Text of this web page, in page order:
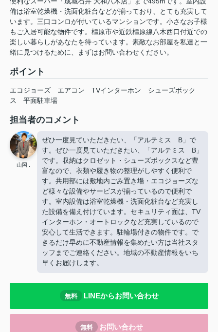
備は浴室乾燥機・洗面化粧台などが揃っており、とても充実して
います。三口コンロが付いているマンションです。小さなお子様
もご入居可能な物件です。橿原市や近鉄橿原線八木西口付近での
楽しい暮らしがあなたを待っています。素敵なお部屋を私達と一
緒に見つけるために、まずはお問い合わせください。
ポイント
エコジョーズ エアコン TVインターホン
シューズボック
ス
平面駐車場
担当者のコメント
山岡 .
ぜひ一度見ていただきたい、「アルテミス B」で
す。ぜひ一度見ていただきたい、「アルテミス B」
です。収納はクロゼット・シューズボックスなど豊
富なので、衣類や履き物の整理がしやすく便利で
す。共用部には敷地内ごみ置き場・エコジョーズな
ど様々な設備やサービスが揃っているので便利で
す。室内設備は浴室乾燥機・洗面化粧台など充実し
た設備を備え付けています。セキュリティ面は、TV
インターホン・オートロックなど充実しているので
安心して生活できます。駐輪場付きの物件です。で
きるだけ早めに不動産情報を集めたい方は当社スタ
ッフまでご連絡ください。地域の不動産情報をいち
早くお届けします。
無料 LINEからお問い合わせ
無料 お問い合わせ